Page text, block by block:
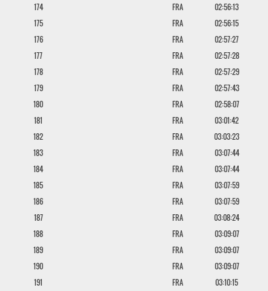
174
FRA
02:56:13
175
FRA
02:56:15
176
FRA
02:57:27
177
FRA
02:57:28
178
FRA
02:57:29
179
FRA
02:57:43
180
FRA
02:58:07
181
FRA
03:01:42
182
FRA
03:03:23
183
FRA
03:07:44
184
FRA
03:07:44
185
FRA
03:07:59
186
FRA
03:07:59
187
FRA
03:08:24
188
FRA
03:09:07
189
FRA
03:09:07
190
FRA
03:09:07
191
FRA
03:10:15